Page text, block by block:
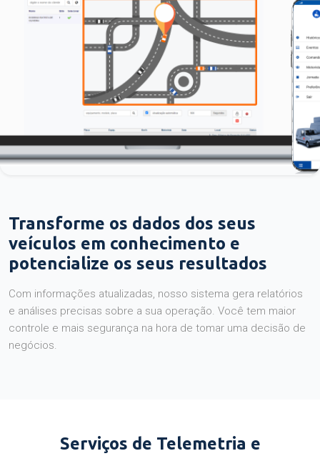
Transforme os dados dos seus
veículos em conhecimento e
potencialize os seus resultados
Com informações atualizadas, nosso sistema gera relatórios
e análises precisas sobre a sua operação. Você tem maior
controle e mais segurança na hora de tomar uma decisão de
negócios.
Serviços de Telemetria e